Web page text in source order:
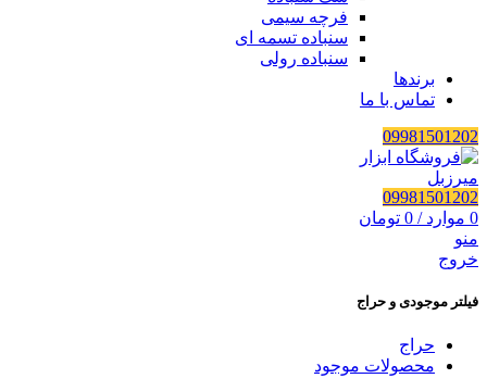
فرچه سیمی
سنباده تسمه ای
سنباده رولی
برندها
تماس با ما
09981501202
09981501202
0 موارد /
0 تومان
منو
خروج
فیلتر موجودی و حراج
حراج
محصولات موجود